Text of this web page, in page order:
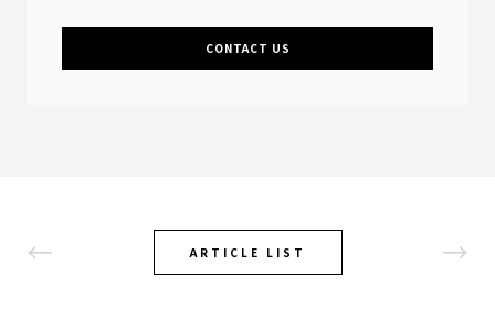
CONTACT US
← ARTICLE LIST →